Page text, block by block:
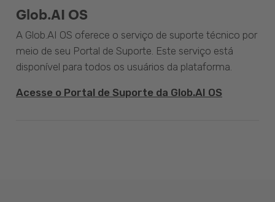
Glob.AI OS
A Glob.AI OS oferece o serviço de suporte técnico por
meio de seu Portal de Suporte. Este serviço está
disponível para todos os usuários da plataforma.
Acesse o Portal de Suporte da Glob.AI OS